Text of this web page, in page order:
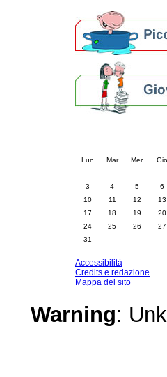
Lun Mar Mer Gio
3
4 5 6
10
11 12 13
17
18 19 20
24
25 26 27
31
Accessibilità
Credits e redazione
Mappa del sito
Warning: